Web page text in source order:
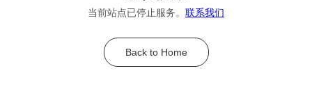
当前站点已停止服务。 联系我们
Back to Home